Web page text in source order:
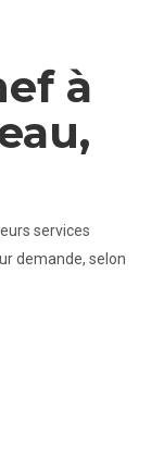
à
services
demande, selon